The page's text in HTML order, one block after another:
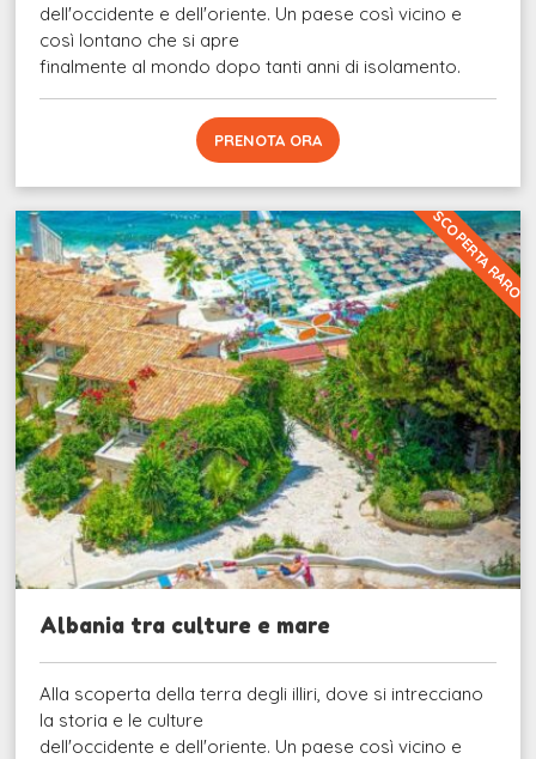
dell'occidente e dell'oriente. Un paese così vicino e
così lontano che si apre
finalmente al mondo dopo tanti anni di isolamento.
PRENOTA ORA
SCOPERTA RARO
Albania tra culture e mare
Alla scoperta della terra degli illiri, dove si intrecciano
la storia e le culture
dell'occidente e dell'oriente. Un paese così vicino e